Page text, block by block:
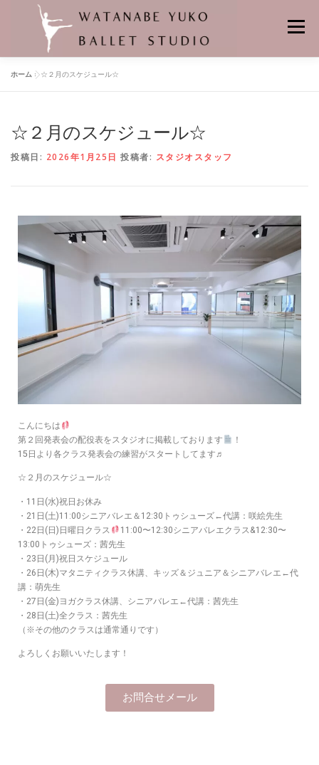
メニュー
悠子先生プロフィール バレエの先生 舞台の記憶
よくあるお問合せ 申し込み・問い合わせ
ホーム »☆２月のスケジュール☆
☆２月のスケジュール☆
投稿日: 2026年1月25日 投稿者: スタジオスタッフ
こんにちは
第２回発表会の配役表をスタジオに掲載しております
！
15日より各クラス発表会の練習がスタートしてます♬
☆２月のスケジュール☆
・11日(水)祝日お休み
・21日(土)11:00シニアバレエ＆12:30トゥシューズ←代講：咲絵先生
・22日(日)日曜日クラス
11:00〜12:30シニアバレエクラス&12:30〜
13:00トゥシューズ：茜先生
・23日(月)祝日スケジュール
・26日(木)マタニティクラス休講、キッズ＆ジュニア＆シニアバレエ←代
講：萌先生
・27日(金)ヨガクラス休講、シニアバレエ←代講：茜先生
・28日(土)全クラス：茜先生
（※その他のクラスは通常通りです）
よろしくお願いいたします！
お問合せメール